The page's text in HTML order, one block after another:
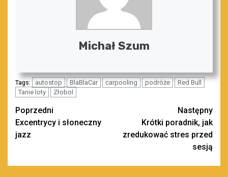
Michał Szum
Tags: autostop BlaBlaCar carpooling podróże
Red Bull
Tanie loty
Złobol
Zobacz
wpisy
Poprzedni
Excentrycy i słoneczny
jazz
Następny
Krótki poradnik, jak
zredukować stres przed
sesją